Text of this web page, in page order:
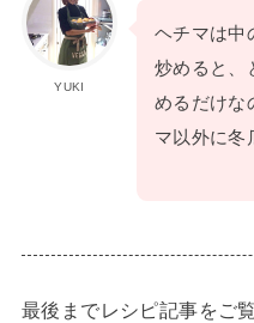
YUKI
ヘチマは中
炒めると、
めるだけな
マ以外に
最後までレシピ記事をご